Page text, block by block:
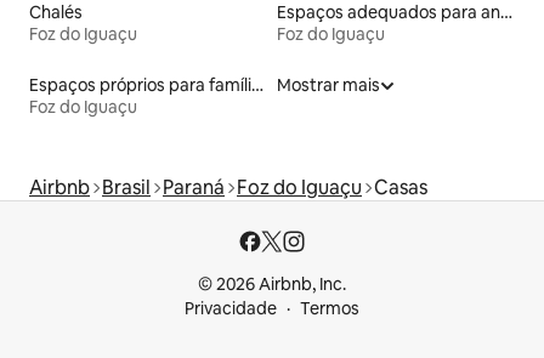
Chalés
Foz do Iguaçu
Espaços adequados para animais de estimação
Foz do Iguaçu
Espaços próprios para famílias
Foz do Iguaçu
Mostrar mais
Airbnb Brasil Paraná Foz do Iguaçu Casas
© 2026 Airbnb, Inc.
Privacidade
Termos